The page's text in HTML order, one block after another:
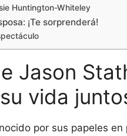
Huntington-Whiteley
¡Te sorprenderá!
Jason
vida
por sus papeles en